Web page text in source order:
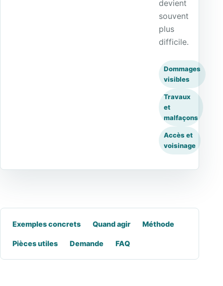
devient
souvent
plus
difficile.
Dommages
visibles
Travaux
et
malfaçons
Accès et
voisinage
Exemples concrets Quand agir Méthode
Pièces utiles Demande FAQ